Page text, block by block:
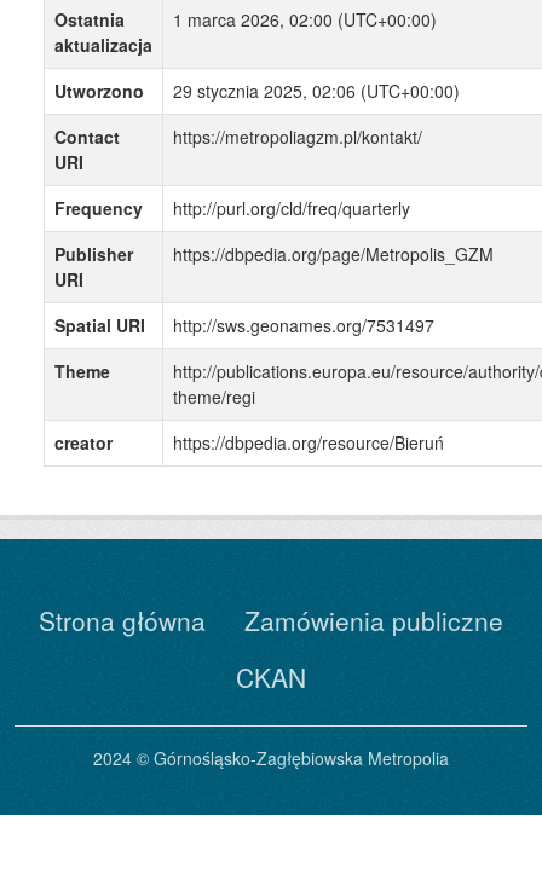
Ostatnia
aktualizacja
1 marca 2026, 02:00 (UTC+00:00)
Utworzono
29 stycznia 2025, 02:06 (UTC+00:00)
Contact
URI
https://metropoliagzm.pl/kontakt/
Frequency
http://purl.org/cld/freq/quarterly
Publisher
URI
https://dbpedia.org/page/Metropolis_GZM
Spatial URI
http://sws.geonames.org/7531497
Theme
http://publications.europa.eu/resource/
theme/regi
creator
https://dbpedia.org/resource/Bieruń
Strona główna
Zamówienia publiczne
CKAN
2024 © Górnośląsko-Zagłębiowska Metropolia